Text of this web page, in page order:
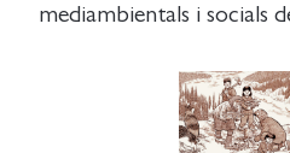
mediambientals i socials